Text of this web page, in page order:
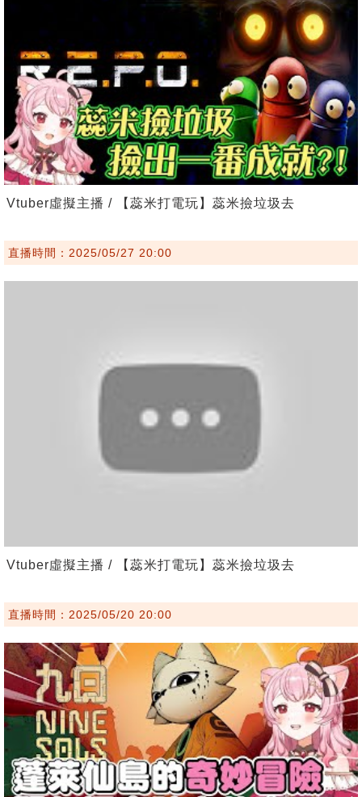
Vtuber虛擬主播 / 【蕊米打電玩】蕊米撿垃圾去
直播時間：2025/05/27 20:00
Vtuber虛擬主播 / 【蕊米打電玩】蕊米撿垃圾去
直播時間：2025/05/20 20:00